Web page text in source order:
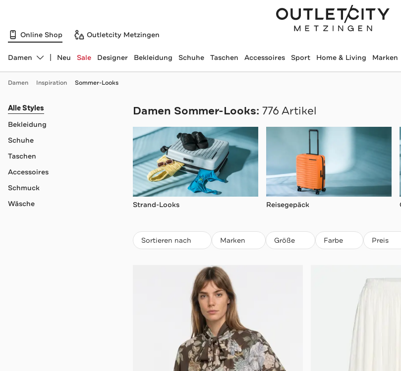
Online Shop Outletcity Metzingen
Abteilung ändern, ausgewählt:
Damen Neu Sale Designer Bekleidung Schuhe Taschen Accessoires Sport Home & Living Marken
Damen Inspiration Sommer-Looks
Damen Sommer-Looks: 776 Artikel
Navigation überspringen
Alle Styles
Bekleidung
Schuhe
Taschen
Accessoires
Schmuck
Wäsche
Strand-Looks Reisegepäck
Sortieren nach
Beliebteste Marken Größe Farbe Preis